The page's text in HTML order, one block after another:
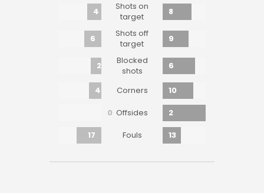
4
Shots on
target
8
6
Shots off
target
9
2
Blocked
shots
6
4 Corners
10
0 Offsides
2
17
Fouls 13